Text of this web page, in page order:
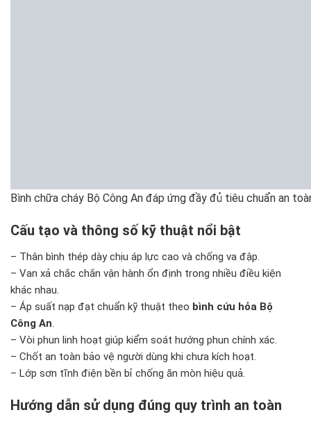
Bình chữa cháy Bộ Công An đáp ứng đầy đủ tiêu chuẩn an
Cấu tạo và thông số kỹ thuật nổi bật
– Thân bình thép dày chịu áp lực cao và chống va đập.
– Van xả chắc chắn vận hành ổn định trong nhiều điều kiện
khác nhau.
– Áp suất nạp đạt chuẩn kỹ thuật theo bình cứu hỏa Bộ
Công An.
– Vòi phun linh hoạt giúp kiểm soát hướng phun chính xác.
– Chốt an toàn bảo vệ người dùng khi chưa kích hoạt.
– Lớp sơn tĩnh điện bền bỉ chống ăn mòn hiệu quả.
Hướng dẫn sử dụng đúng quy trình an toàn